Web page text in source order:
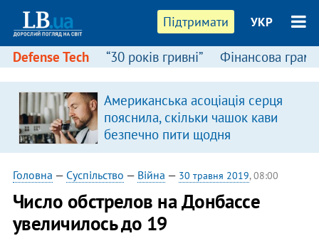
Підтримати УКР
Defense Tech “30 років гривні” Фінансова
Американська асоціація серця
пояснила, скільки чашок кави
безпечно пити щодня
Головна — Суспільство — Війна — 30 травня 2019, 08:00
Число обстрелов на Донбассе
увеличилось до 19